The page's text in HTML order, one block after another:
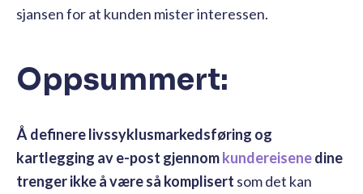
sjansen for at kunden mister interessen.
Oppsummert:
Å definere livssyklusmarkedsføring og
kartlegging av e-post gjennomkundereisenedine
trenger ikke å være så komplisert som det kan